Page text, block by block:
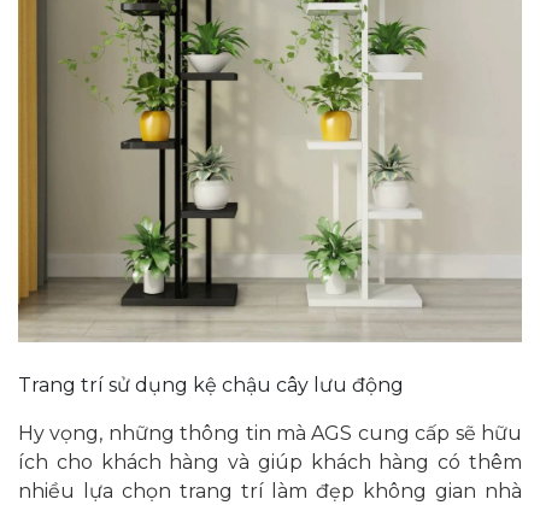
Trang trí sử dụng kệ chậu cây lưu động
Hy vọng, những thông tin mà AGS cung cấp sẽ hữu
ích cho khách hàng và giúp khách hàng có thêm
nhiều lựa chọn trang trí làm đẹp không gian nhà